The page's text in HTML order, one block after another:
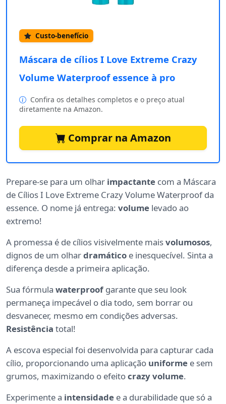
Custo-benefício
Máscara de cílios I Love Extreme Crazy
Volume Waterproof essence à pro
Confira os detalhes completos e o preço atual
diretamente na Amazon.
Comprar na Amazon
Prepare-se para um olhar impactante com a Máscara
de Cílios I Love Extreme Crazy Volume Waterproof da
essence. O nome já entrega: volume levado ao
extremo!
A promessa é de cílios visivelmente maisvolumosos,
dignos de um olhardramático e inesquecível. Sinta a
diferença desde a primeira aplicação.
Sua fórmula waterproof garante que seu look
permaneça impecável o dia todo, sem borrar ou
desvanecer, mesmo em condições adversas.
Resistência total!
A escova especial foi desenvolvida para capturar cada
cílio, proporcionando uma aplicação uniforme e sem
grumos, maximizando o efeitocrazy volume.
Experimente a intensidade e a durabilidade que só a